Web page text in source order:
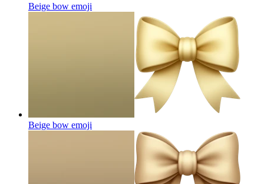
Beige bow emoji
Beige bow emoji